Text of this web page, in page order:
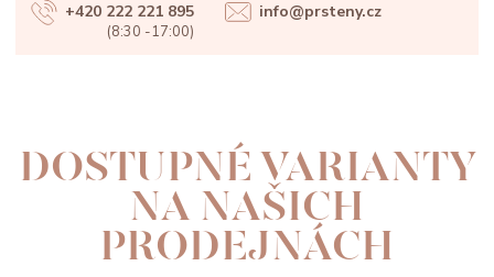
+420 222 221 895
(8:30 -17:00)
info@prsteny.cz
DOSTUPNÉ VARIANTY
NA NAŠICH
PRODEJNÁCH